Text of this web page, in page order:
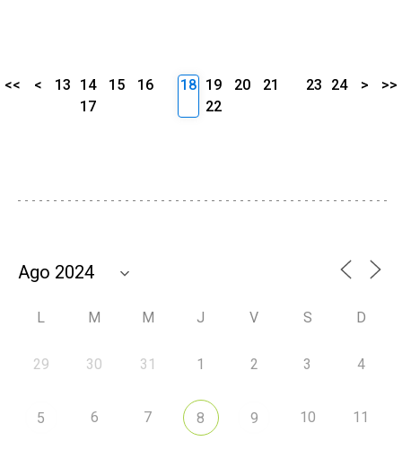
<< < 13 14 15
16
17
18 19 20
21
22
23 24 > >>
L M M J V S D
29 30 31 1 2 3 4
5 6 7 8 9 10 11